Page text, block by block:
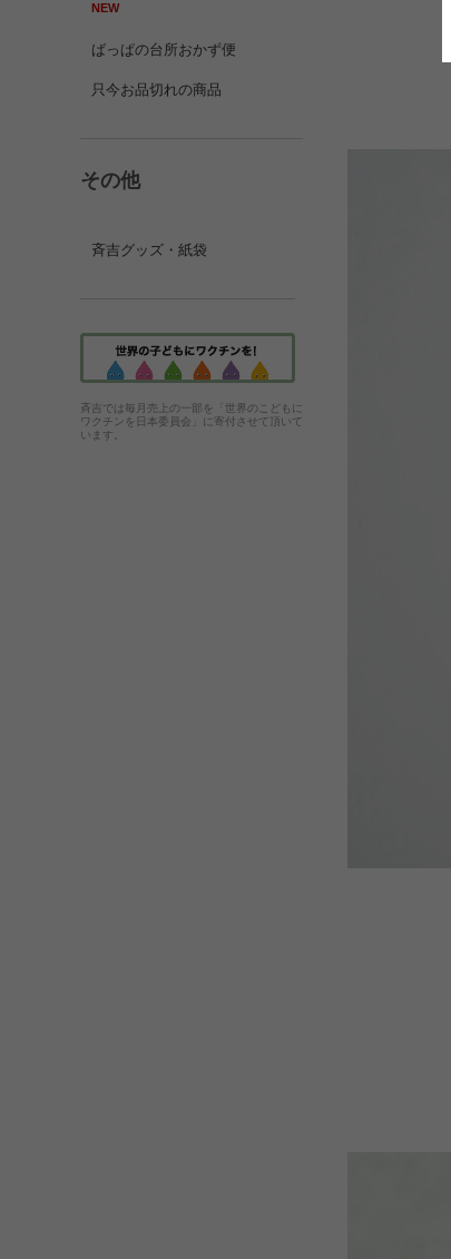
NEW
ばっぱの台所おかず便
只今お品切れの商品
その他
斉吉グッズ・紙袋
斉吉では毎月売上の一部を「世界のこどもに
ワクチンを日本委員会」に寄付させて頂いて
います。